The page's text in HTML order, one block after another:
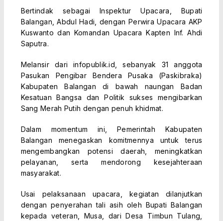
Bertindak sebagai Inspektur Upacara, Bupati
Balangan, Abdul Hadi, dengan Perwira Upacara AKP
Kuswanto dan Komandan Upacara Kapten Inf. Ahdi
Saputra.
Melansir dari infopublik.id, sebanyak 31 anggota
Pasukan Pengibar Bendera Pusaka (Paskibraka)
Kabupaten Balangan di bawah naungan Badan
Kesatuan Bangsa dan Politik sukses mengibarkan
Sang Merah Putih dengan penuh khidmat.
Dalam momentum ini, Pemerintah Kabupaten
Balangan menegaskan komitmennya untuk terus
mengembangkan potensi daerah, meningkatkan
pelayanan, serta mendorong kesejahteraan
masyarakat.
Usai pelaksanaan upacara, kegiatan dilanjutkan
dengan penyerahan tali asih oleh Bupati Balangan
kepada veteran, Musa, dari Desa Timbun Tulang,